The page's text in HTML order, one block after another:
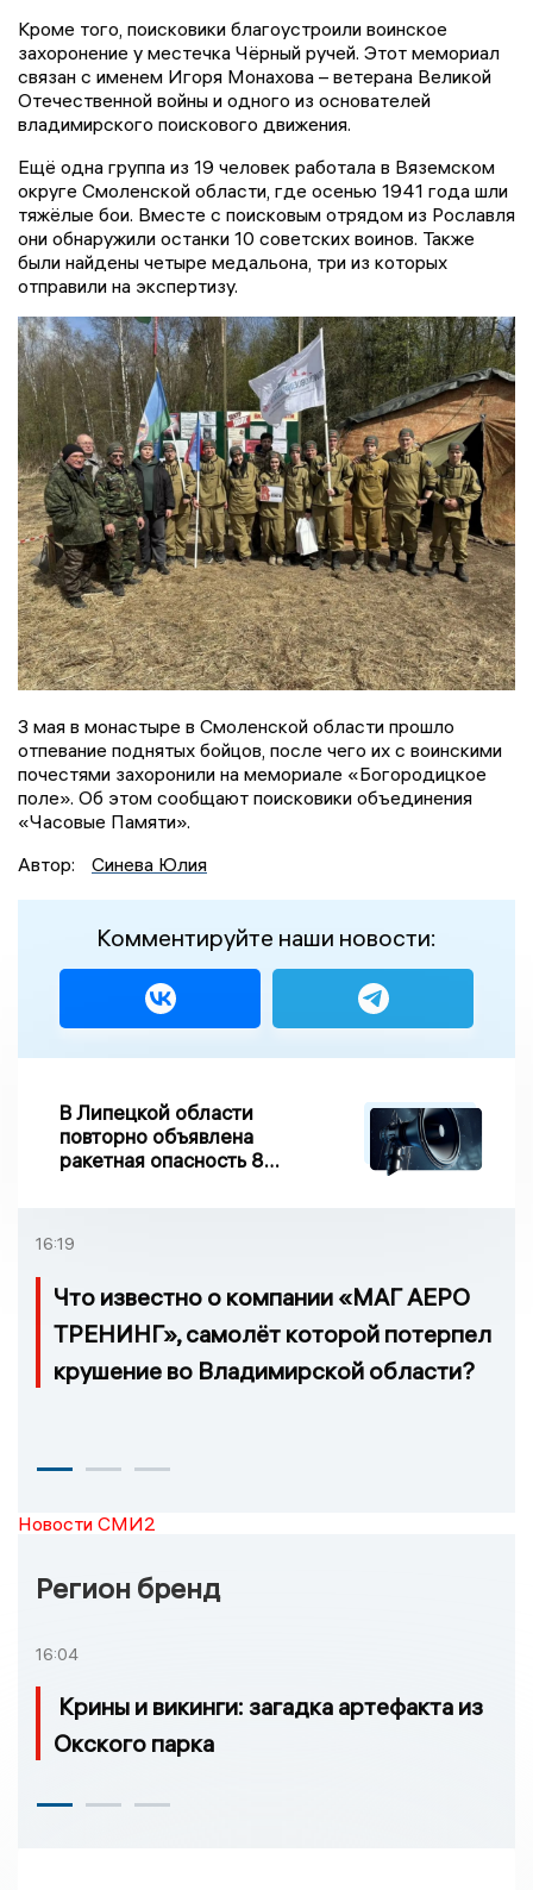
Кроме того, поисковики благоустроили воинское
захоронение у местечка Чёрный ручей. Этот мемориал
связан с именем Игоря Монахова – ветерана Великой
Отечественной войны и одного из основателей
владимирского поискового движения.
Ещё одна группа из 19 человек работала в Вяземском
округе Смоленской области, где осенью 1941 года шли
тяжёлые бои. Вместе с поисковым отрядом из Рославля
они обнаружили останки 10 советских воинов. Также
были найдены четыре медальона, три из которых
отправили на экспертизу.
3 мая в монастыре в Смоленской области прошло
отпевание поднятых бойцов, после чего их с воинскими
почестями захоронили на мемориале «Богородицкое
поле». Об этом сообщают поисковики объединения
«Часовые Памяти».
Автор:
Синева Юлия
Комментируйте наши новости:
В Липецкой области
повторно объявлена
ракетная опасность 8
16:19
Что известно о компании «МАГ АЕРО
ТРЕНИНГ», самолёт которой потерпел
крушение во Владимирской области?
Новости СМИ2
Регион бренд
16:04
Крины и викинги: загадка артефакта из
Окского парка